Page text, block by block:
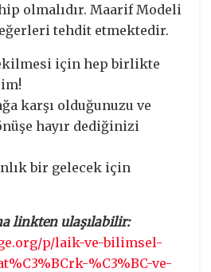
olmalıdır. Maarif Modeli
tehdit etmektedir.
için hep birlikte
karşı olduğunuzu ve
hayır dediğinizi
bir gelecek için
linkten ulaşılabilir:
p/laik-ve-bilimsel-
%C3%BC-ve-